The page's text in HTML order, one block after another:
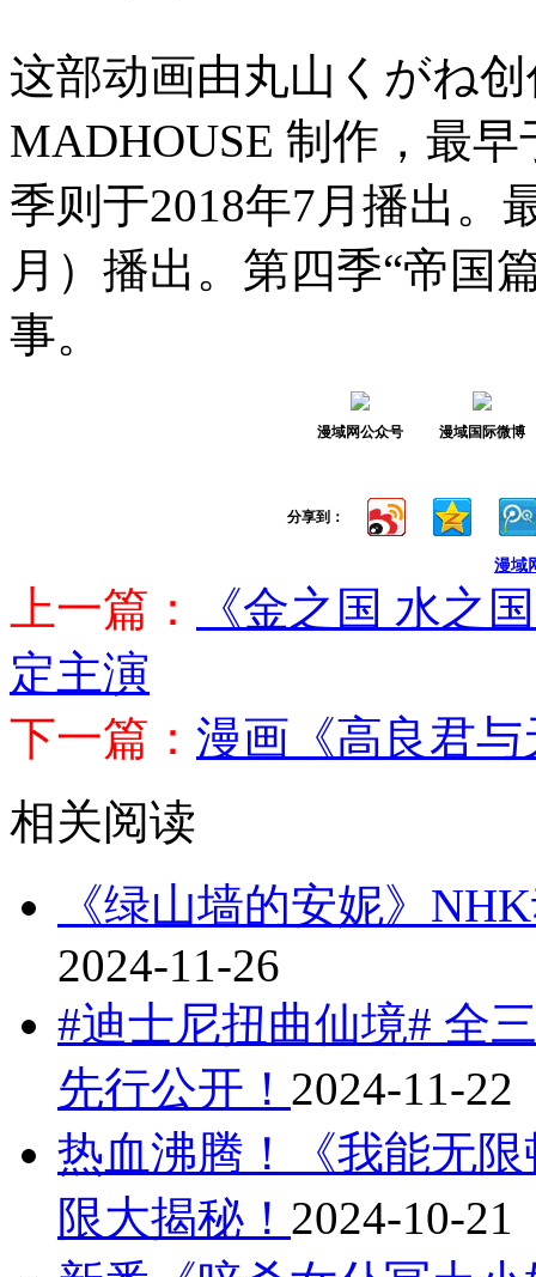
这部动画由丸山くがね
MADHOUSE 制作，最
季则于2018年7月播出。
月）播出。第四季“帝国
事。
漫域网公众号 漫域国际微博
分享到：
漫域
上一篇：
《金之国 水之
定主演
下一篇： 漫画《高良君
相关阅读
《绿山墙的安妮》
2024-11-26
#迪士尼扭曲仙境# 全
先行公开！ 2024-11-22
热血沸腾！《我能无
限大揭秘！ 2024-10-21